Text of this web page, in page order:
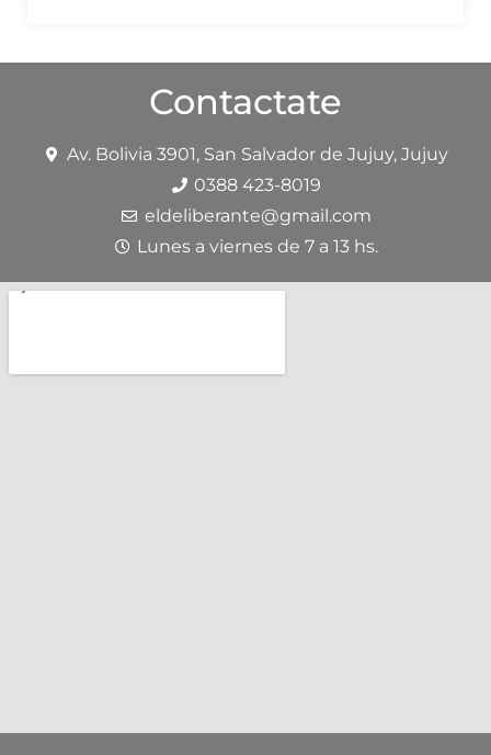
Contactate
Av. Bolivia 3901, San Salvador de Jujuy, Jujuy
0388 423-8019
eldeliberante@gmail.com
Lunes a viernes de 7 a 13 hs.